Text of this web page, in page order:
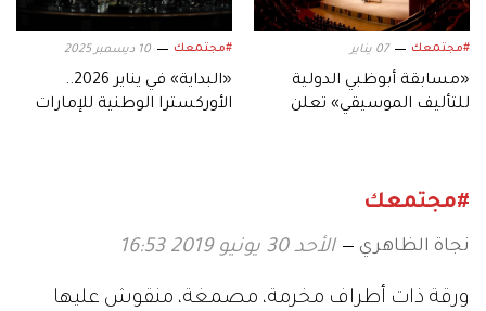
#مجتمعك 07 يناير
«مسابقة أبوظبي الدولية
للتأليف الموسيقي» تعلن
#مجتمعك 10 ديسمبر 2025
«البداية» في يناير 2026..
الأوركسترا الوطنية للإمارات
#مجتمعك
نجاة الظاهري الأحد 30 يونيو 2019 16:53
ورقة ذات أطراف مخرمة، مصمغة، منقوش عليها